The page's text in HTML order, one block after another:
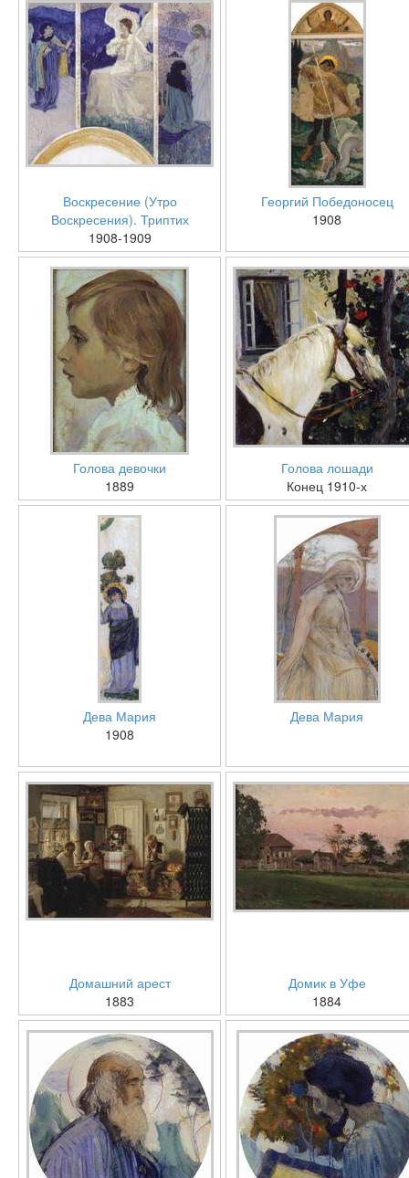
Воскресение (Утро
Воскресения). Триптих
1908-1909
Георгий Победоносец
1908
Голова девочки
1889
Голова лошади
Конец 1910-х
Дева Мария
1908
Дева Мария
Домашний арест
1883
Домик в Уфе
1884